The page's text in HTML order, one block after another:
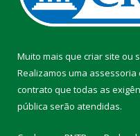
Muito mais que criar site ou
Realizamos uma assessoria
contrato que todas as
pública serão atendidas.